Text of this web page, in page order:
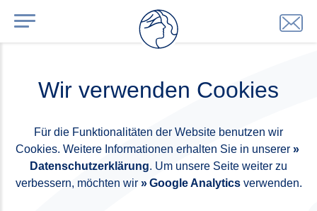
Wir verwenden Cookies
Für die Funktionalitäten der Website benutzen wir
Cookies. Weitere Informationen erhalten Sie in unserer
Datenschutzerklärung. Um unsere Seite weiter zu
verbessern, möchten wir
Google Analyticsverwenden.